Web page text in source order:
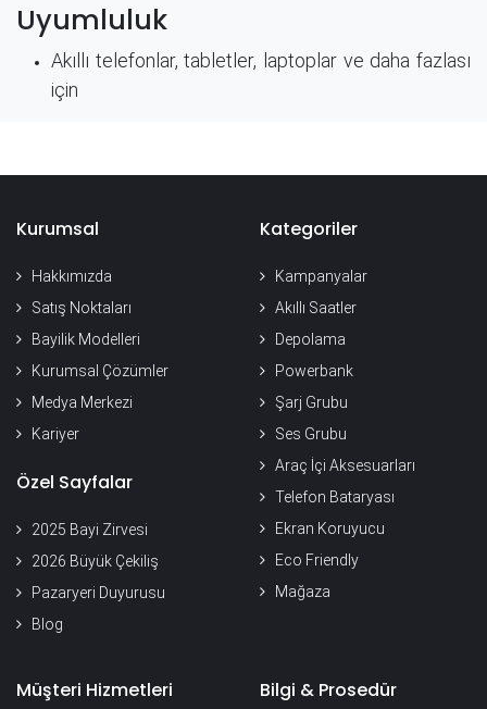
Uyumluluk
Akıllı telefonlar, tabletler, laptoplar ve daha fazlası
için
Kurumsal
Hakkımızda
Satış Noktaları
Bayilik Modelleri
Kurumsal Çözümler
Medya Merkezi
Kariyer
Özel Sayfalar
2025 Bayi Zirvesi
2026 Büyük Çekiliş
Pazaryeri Duyurusu
Blog
Kategoriler
Kampanyalar
Akıllı Saatler
Depolama
Powerbank
Şarj Grubu
Ses Grubu
Araç İçi Aksesuarları
Telefon Bataryası
Ekran Koruyucu
Eco Friendly
Mağaza
Müşteri Hizmetleri Bilgi & Prosedür